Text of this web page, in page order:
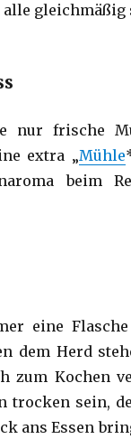
gleichmäßig
nur frische
extra „Mühle
beim
eine
dem Herd
zum Kochen
trocken sein,
ans Essen